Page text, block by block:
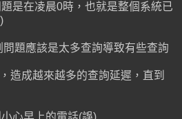
是在凌晨0時，也就是整個系統已
題應該是太多查詢導致有些查詢
造成越來越多的查詢延遲，直到
心早上的電話(誤)